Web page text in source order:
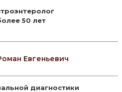
50 лет
Евгеньевич
диагностики